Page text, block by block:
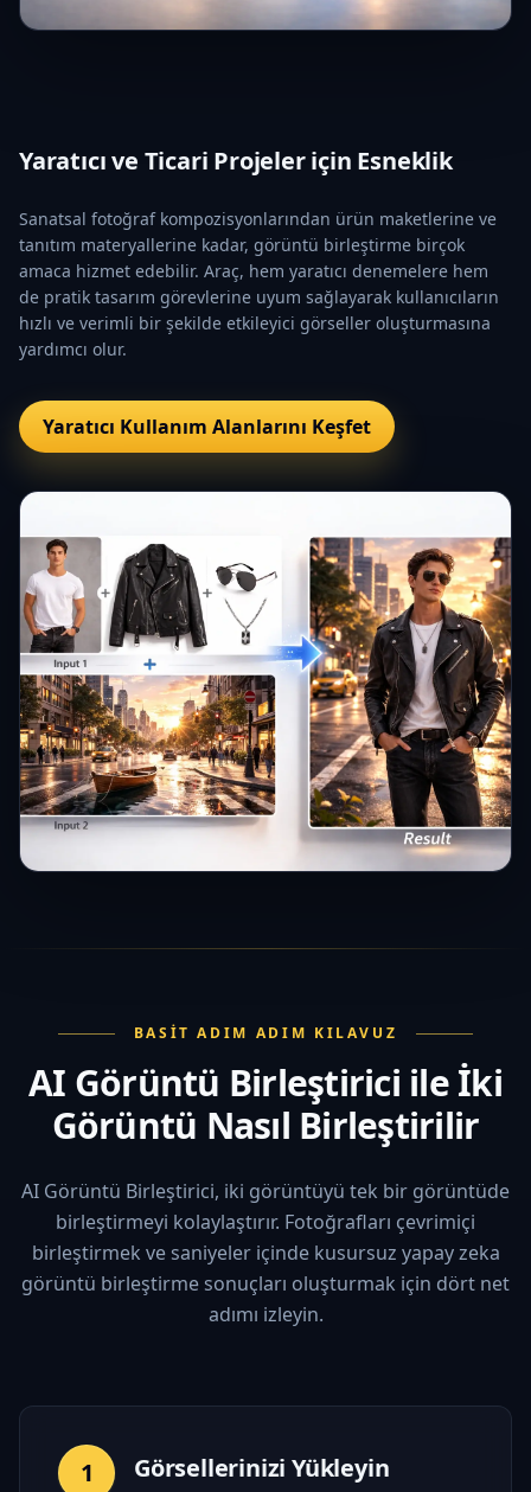
Yaratıcı ve Ticari Projeler için Esneklik
Sanatsal fotoğraf kompozisyonlarından ürün maketlerine ve
tanıtım materyallerine kadar, görüntü birleştirme birçok
amaca hizmet edebilir. Araç, hem yaratıcı denemelere hem
de pratik tasarım görevlerine uyum sağlayarak kullanıcıların
hızlı ve verimli bir şekilde etkileyici görseller oluşturmasına
yardımcı olur.
Yaratıcı Kullanım Alanlarını Keşfet
BASIT ADIM ADIM KILAVUZ
AI Görüntü Birleştirici ile İki
Görüntü Nasıl Birleştirilir
AI Görüntü Birleştirici, iki görüntüyü tek bir görüntüde
birleştirmeyi kolaylaştırır. Fotoğrafları çevrimiçi
birleştirmek ve saniyeler içinde kusursuz yapay zeka
görüntü birleştirme sonuçları oluşturmak için dört net
adımı izleyin.
1 Görsellerinizi Yükleyin